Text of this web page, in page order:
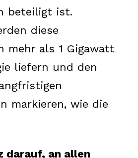
beteiligt ist.
diese
mehr als 1 Gigawatt
liefern und den
markieren, wie die
darauf, an allen